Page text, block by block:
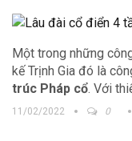
Một trong những
kế Trịnh Gia đó là
trúc Pháp cổ. Với
công trình kèm theo
11/02/2022 0